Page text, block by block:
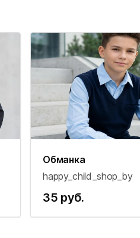
Обманка
happy_child_shop_by
35 руб.